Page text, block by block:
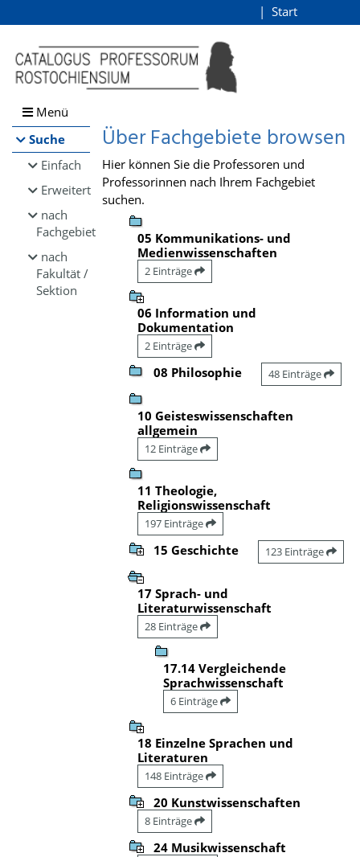
Browsen
direkt zum Inhalt
Start
Menü
Suche
Einfach
Erweitert
nach
Fachgebiet
nach
Fakultät /
Sektion
Über Fachgebiete browsen
Hier können Sie die Professoren und
Professorinnen nach Ihrem Fachgebiet
suchen.
05 Kommunikations- und
Medienwissenschaften
2 Einträge
06 Information und
Dokumentation
2 Einträge
08 Philosophie 48 Einträge
10 Geisteswissenschaften
allgemein
12 Einträge
11 Theologie,
Religionswissenschaft
197 Einträge
15 Geschichte 123 Einträge
17 Sprach- und
Literaturwissenschaft
28 Einträge
17.14 Vergleichende
Sprachwissenschaft
6 Einträge
18 Einzelne Sprachen und
Literaturen
148 Einträge
20 Kunstwissenschaften
8 Einträge
24 Musikwissenschaft